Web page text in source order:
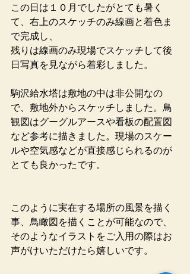
この日は１０月でしたがとても暑く
て、右上のスケッチのみ線画と着色ま
で完成し、
残りは線画のみ現場でスケッチして後
日写真を見ながら着彩しました。
駒沢給水塔は敷地の中は非公開なの
で、敷地外からスケッチしました。鳥
観図はグーグルアースや看板の配置図
など参考に描きました。現場のスケー
ルや空気感などが直接感じられるのが
とても良かったです。
このように実在する場所の風景を描く
事、鳥瞰図を描くことが可能なので、
そのようなイラストをご入用の際はお
声がけいただけたら嬉しいです。